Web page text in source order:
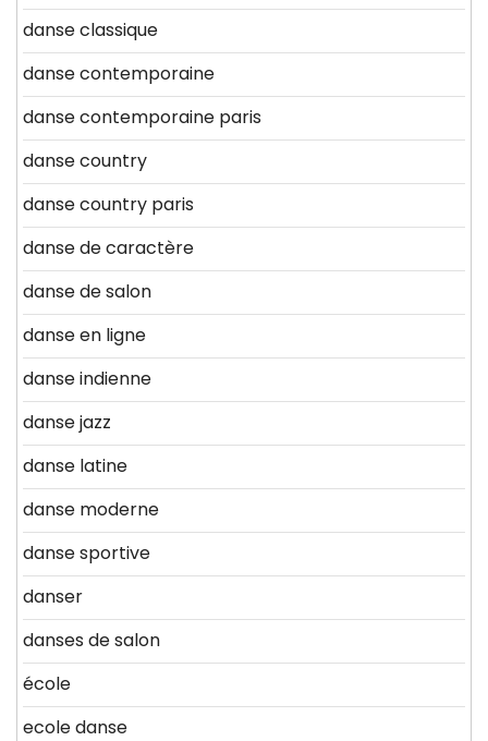
danse classique
danse contemporaine
danse contemporaine paris
danse country
danse country paris
danse de caractère
danse de salon
danse en ligne
danse indienne
danse jazz
danse latine
danse moderne
danse sportive
danser
danses de salon
école
ecole danse